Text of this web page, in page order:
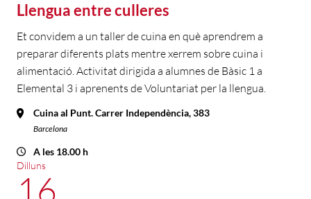
Llengua entre culleres
Et convidem a un taller de cuina en què aprendrem a
preparar diferents plats mentre xerrem sobre cuina i
alimentació. Activitat dirigida a alumnes de Bàsic 1 a
Elemental 3 i aprenents de Voluntariat per la llengua.
Cuina al Punt. Carrer Independència, 383
Barcelona
A les 18.00 h
Dilluns
16